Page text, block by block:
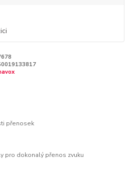
přenosek
pro dokonalý přenos zvuku